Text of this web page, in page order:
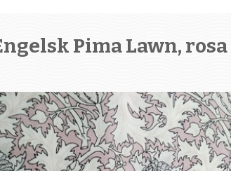
Pima Lawn,